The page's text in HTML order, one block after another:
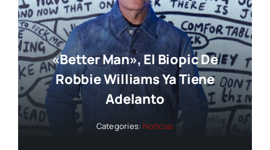
«Better Man», El Biopic De
Robbie Williams Ya Tiene
Adelanto
Categories: Noticias